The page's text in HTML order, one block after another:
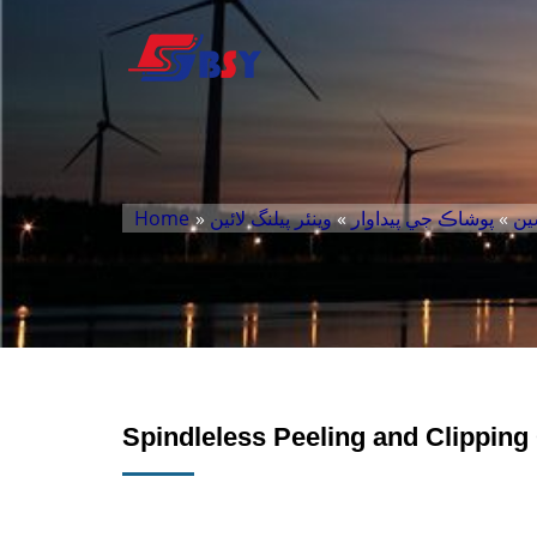
Home » »پوشاڪ جي پيداوار»وينئر پيلنگ لائين
Spindleless Peeling and